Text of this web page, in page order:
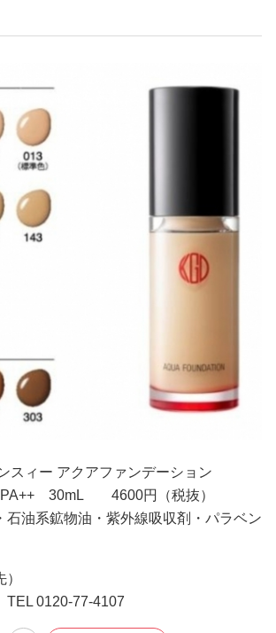
スィー アクアファンデーション
30mL 4600円（税抜）
石油系鉱物油・紫外線吸収剤・パラベン
0120-77-4107